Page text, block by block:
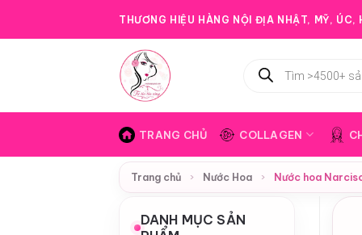
THƯƠNG HIỆU HÀNG NỘI ĐỊA NHẬT, MỸ,
kiếm
TRANG CHỦ COLLAGEN
Trang chủ › Nước Hoa › Nước hoa
DANH MỤC SẢN